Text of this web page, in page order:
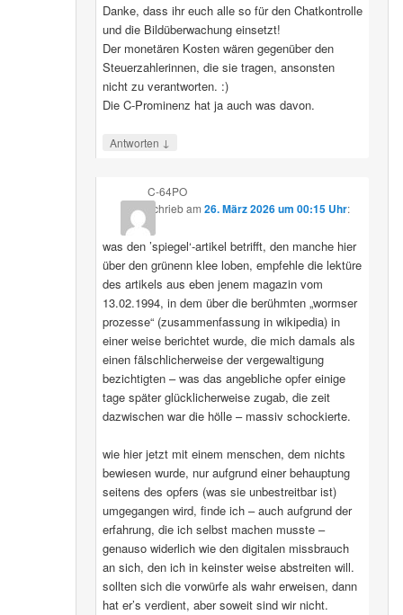
Danke, dass ihr euch alle so für den Chatkontrolle
und die Bildüberwachung einsetzt!
Der monetären Kosten wären gegenüber den
Steuerzahlerinnen, die sie tragen, ansonsten
nicht zu verantworten. :)
Die C-Prominenz hat ja auch was davon.
Antworten ↓
C-64PO
schriebam 26. März 2026 um 00:15 Uhr:
was den ’spiegel‘-artikel betrifft, den manche hier
über den grünenn klee loben, empfehle die lektüre
des artikels aus eben jenem magazin vom
13.02.1994, in dem über die berühmten „wormser
prozesse“ (zusammenfassung in wikipedia) in
einer weise berichtet wurde, die mich damals als
einen fälschlicherweise der vergewaltigung
bezichtigten – was das angebliche opfer einige
tage später glücklicherweise zugab, die zeit
dazwischen war die hölle – massiv schockierte.
wie hier jetzt mit einem menschen, dem nichts
bewiesen wurde, nur aufgrund einer behauptung
seitens des opfers (was sie unbestreitbar ist)
umgegangen wird, finde ich – auch aufgrund der
erfahrung, die ich selbst machen musste –
genauso widerlich wie den digitalen missbrauch
an sich, den ich in keinster weise abstreiten will.
sollten sich die vorwürfe als wahr erweisen, dann
hat er’s verdient, aber soweit sind wir nicht.